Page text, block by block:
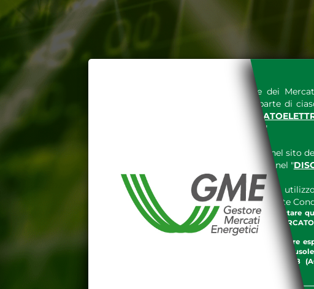
L'accesso al sito del Gestore dei
espressa e senza riserve, da parte di
SITO INTERNET
"
Le informazioni e i dati presenti nel sito
tutelati secondo quanto previsto nel "
E' espressamente vietato qualsiasi
parte, quanto previsto nelle suddette
Dichiaro di conoscere e accettare
DEL SITO INTERNET
Dichiaro di conoscere e accettare
del codice civile, le seguenti
DATI PUBBLICATI DAL GME), 8